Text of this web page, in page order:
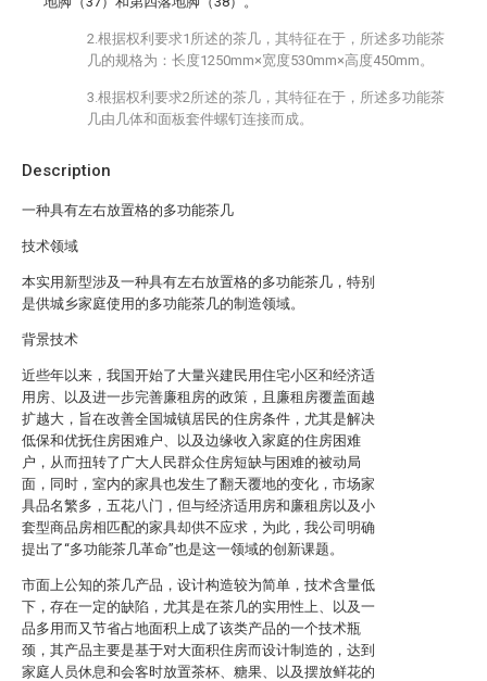
Description
一种具有左右放置格的多功能茶几
技术领域
本实用新型涉及一种具有左右放置格的多功能茶几，特别
是供城乡家庭使用的多功能茶几的制造领域。
背景技术
近些年以来，我国开始了大量兴建民用住宅小区和经济适
用房、以及进一步完善廉租房的政策，且廉租房覆盖面越
扩越大，旨在改善全国城镇居民的住房条件，尤其是解决
低保和优抚住房困难户、以及边缘收入家庭的住房困难
户，从而扭转了广大人民群众住房短缺与困难的被动局
面，同时，室内的家具也发生了翻天覆地的变化，市场家
具品名繁多，五花八门，但与经济适用房和廉租房以及小
套型商品房相匹配的家具却供不应求，为此，我公司明确
提出了“多功能茶几革命”也是这一领域的创新课题。
市面上公知的茶几产品，设计构造较为简单，技术含量低
下，存在一定的缺陷，尤其是在茶几的实用性上、以及一
品多用而又节省占地面积上成了该类产品的一个技术瓶
颈，其产品主要是基于对大面积住房而设计制造的，达到
家庭人员休息和会客时放置茶杯、糖果、以及摆放鲜花的
2.根据权利要求1所述的茶几，其特征在于，所述多功能茶
几的规格为：长度1250mm×宽度530mm×高度450mm。
3.根据权利要求2所述的茶几，其特征在于，所述多功能茶
几由几体和面板套件螺钉连接而成。